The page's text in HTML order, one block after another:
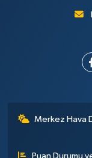
Merkez Hava
Puan Durumu